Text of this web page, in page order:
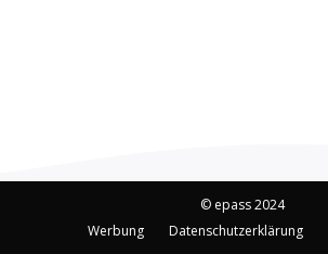
© epass 2024
Werbung
Datenschutzerklärung